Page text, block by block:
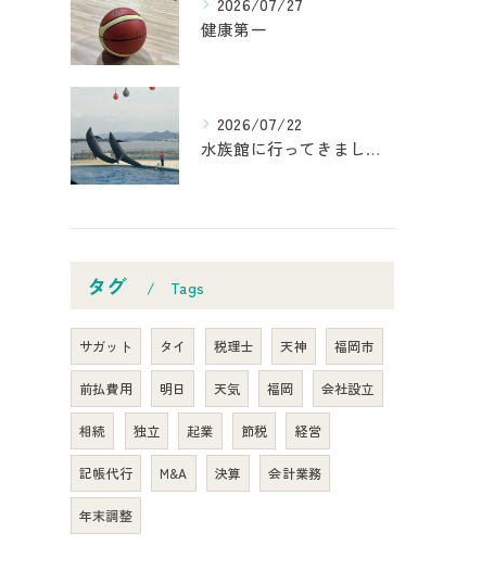
健康第一
2026/07/22
水族館に行ってきました！
タグ Tags
サガット タイ 税理士 天神 福岡市
前払費用 明日 天気 福岡 会社設立
相続 独立 起業 節税 経営
記帳代行 M&A 決算 会計業務
年末調整